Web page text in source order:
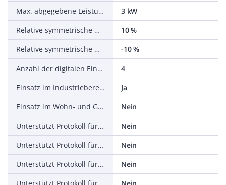
Max. abgegebene Leistung bei linearer Belastung bei Bemessungsausgangsspannung
3 kW
Relative symmetrische Netzfrequenztoleranz
10 %
Relative symmetrische Netzspannungstoleranz
-10 %
Anzahl der digitalen Eingänge
4
Einsatz im Industriebereich zulässig
Ja
Einsatz im Wohn- und Gewerbebereich zulässig
Nein
Unterstützt Protokoll für TCP/IP
Nein
Unterstützt Protokoll für PROFIBUS
Nein
Unterstützt Protokoll für CAN
Nein